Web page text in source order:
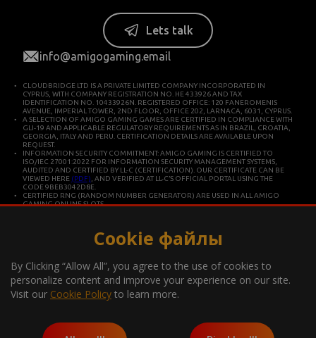
Lets talk
info@amigogaming.email
CLOUDBRIDGE LTD IS A PRIVATE LIMITED COMPANY INCORPORATED IN
CYPRUS, WITH COMPANY REGISTRATION NO. HE 433926 AND TAX
IDENTIFICATION NO. 10433926N. REGISTERED OFFICE: 120 FANEROMENIS
AVENUE, IMPERIAL TOWER, 2ND FLOOR, OFFICE 202, LARNACA, 6031, CYPRUS.
A SELECTION OF AMIGO GAMING GAMES ARE CERTIFIED IN COMPLIANCE WITH
GLI-19 AND APPLICABLE REGULATORY REQUIREMENTS AS IN BRAZIL, CROATIA,
GEORGIA, ITALY AND PERU. CERTIFICATION DETAILS ARE AVAILABLE UPON
REQUEST.
INFORMATION SECURITY COMMITMENT: AMIGO GAMING IS CERTIFIED TO
ISO/IEC 27001:2022 FOR INFORMATION SECURITY MANAGEMENT SYSTEMS,
AUDITED AND CERTIFIED BY LL-C (CERTIFICATION). OUR CERTIFICATE CAN BE
VIEWED HERE (PDF) , AND VERIFIED AT LL-C’S OFFICIAL PORTAL USING THE
CODE 9BEB3042D8E.
CERTIFIED RNG (RANDOM NUMBER GENERATOR) ARE USED IN ALL AMIGO
GAMING ONLINE SLOTS.
AND INFORMATION SECURITY.
*Gambling can be addictive, play responsibly
Information about the player support measures on the website:
Cookie файлы
By Clicking “Allow All”, you agree to the use of cookies to
personalize content and improve your experience on our site.
Visit our Cookie Policy to learn more.